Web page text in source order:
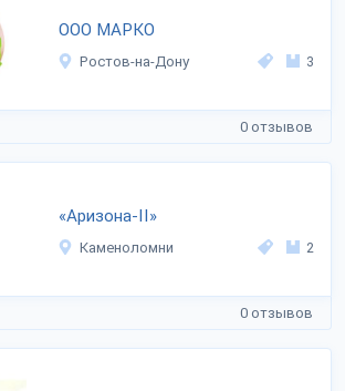
ООО МАРКО
Ростов-на-Дону 3
0 отзывов
«Аризона-II»
Каменоломни 2
0 отзывов